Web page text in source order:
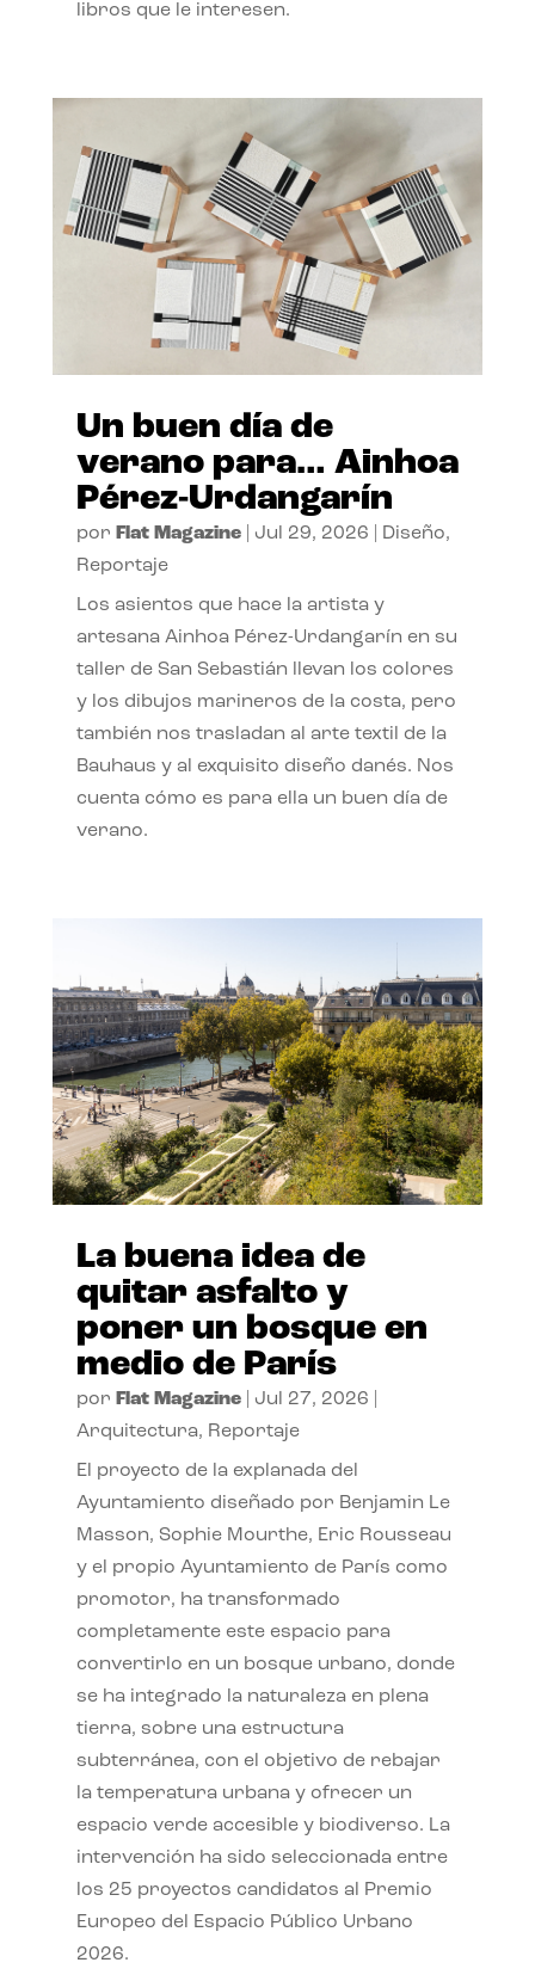
libros que le interesen.
Un buen día de
verano para… Ainhoa
Pérez-Urdangarín
por Flat Magazine| Jul 29, 2026 Diseño,
Reportaje
Los asientos que hace la artista y
artesana Ainhoa Pérez-Urdangarín en su
taller de San Sebastián llevan los colores
y los dibujos marineros de la costa, pero
también nos trasladan al arte textil de la
Bauhaus y al exquisito diseño danés. Nos
cuenta cómo es para ella un buen día de
verano.
La buena idea de
quitar asfalto y
poner un bosque en
medio de París
por Flat Magazine| Jul 27, 2026
Arquitectura, Reportaje
El proyecto de la explanada del
Ayuntamiento diseñado por Benjamin Le
Masson, Sophie Mourthe, Eric Rousseau
y el propio Ayuntamiento de París como
promotor, ha transformado
completamente este espacio para
convertirlo en un bosque urbano, donde
se ha integrado la naturaleza en plena
tierra, sobre una estructura
subterránea, con el objetivo de rebajar
la temperatura urbana y ofrecer un
espacio verde accesible y biodiverso. La
intervención ha sido seleccionada entre
los 25 proyectos candidatos al Premio
Europeo del Espacio Público Urbano
2026.